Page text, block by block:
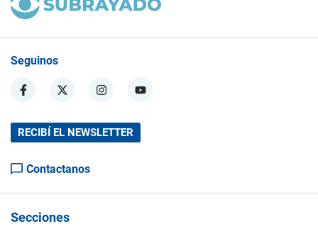
Seguinos
RECIBÍ EL NEWSLETTER
Contactanos
Secciones